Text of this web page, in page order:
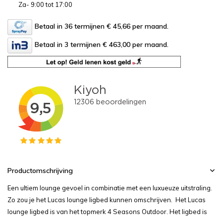
Za- 9:00 tot 17:00
Betaal in 36 termijnen € 45,66 per maand.
Betaal in 3 termijnen € 463,00 per maand.
Productomschrijving
Een ultiem lounge gevoel in combinatie met een luxueuze uitstraling.
Zo zou je het Lucas lounge ligbed kunnen omschrijven. Het Lucas
lounge ligbed is van het topmerk 4 Seasons Outdoor. Het ligbed is